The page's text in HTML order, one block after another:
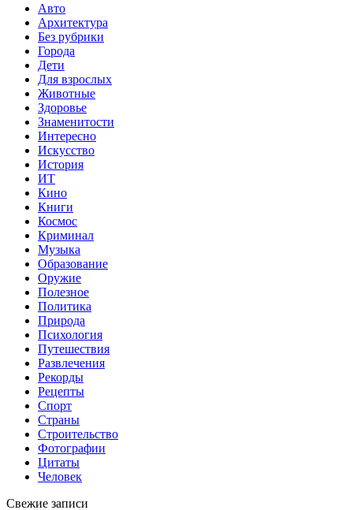
Авто
Архитектура
Без рубрики
Города
Дети
Для взрослых
Животные
Здоровье
Знаменитости
Интересно
Искусство
История
ИТ
Кино
Книги
Космос
Криминал
Музыка
Образование
Оружие
Полезное
Политика
Природа
Психология
Путешествия
Развлечения
Рекорды
Рецепты
Спорт
Страны
Строительство
Фотографии
Цитаты
Человек
Свежие записи